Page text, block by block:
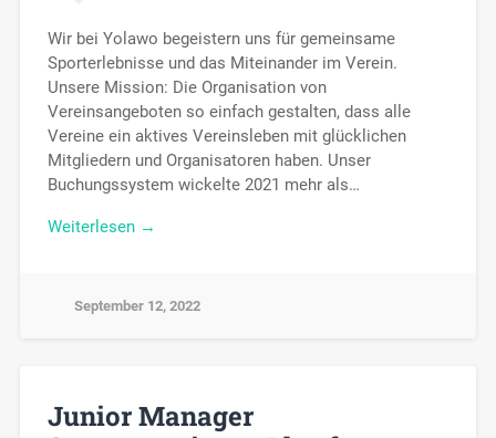
Wir bei Yolawo begeistern uns für gemeinsame
Sporterlebnisse und das Miteinander im Verein.
Unsere Mission: Die Organisation von
Vereinsangeboten so einfach gestalten, dass alle
Vereine ein aktives Vereinsleben mit glücklichen
Mitgliedern und Organisatoren haben. Unser
Buchungssystem wickelte 2021 mehr als…
Weiterlesen →
September 12, 2022
Junior Manager